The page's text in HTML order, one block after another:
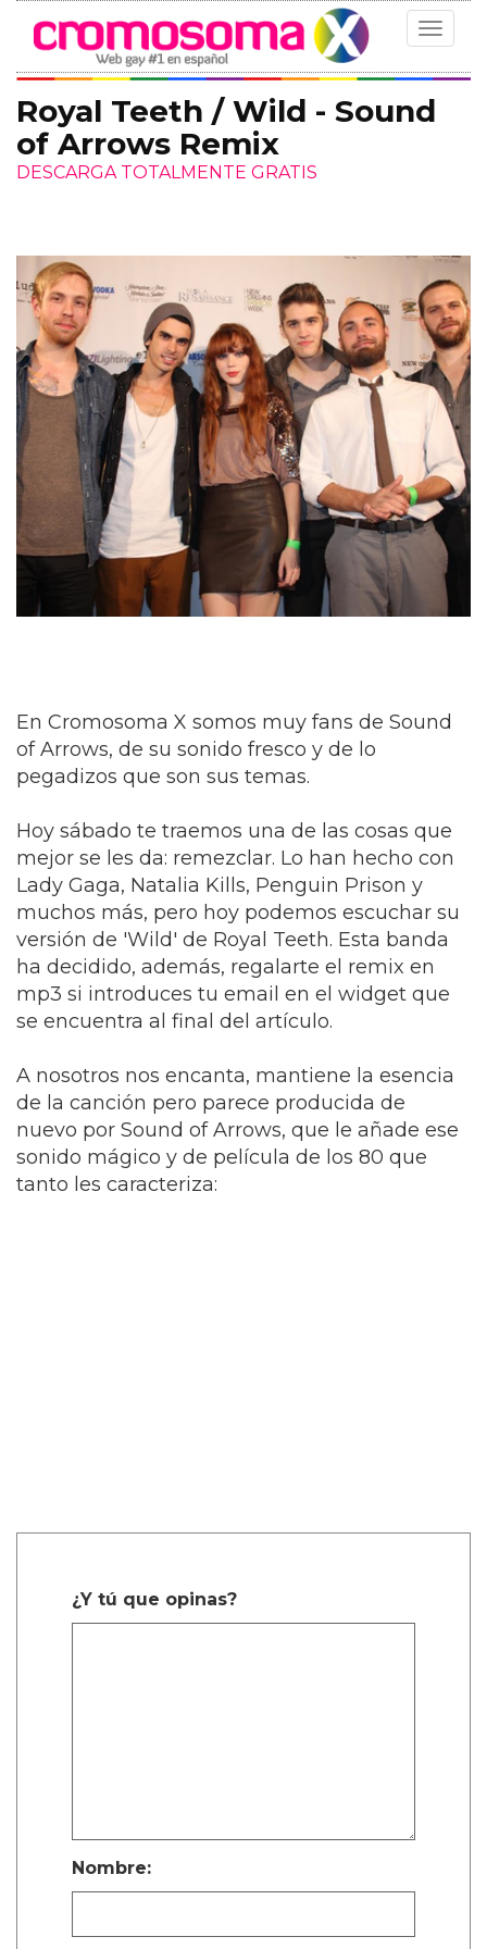
Toggle
Royal Teeth / Wild - Sound
of Arrows Remix
DESCARGA TOTALMENTE GRATIS
En Cromosoma X somos muy fans de Sound
of Arrows, de su sonido fresco y de lo
pegadizos que son sus temas.
Hoy sábado te traemos una de las cosas que
mejor se les da: remezclar. Lo han hecho con
Lady Gaga, Natalia Kills, Penguin Prison y
muchos más, pero hoy podemos escuchar su
versión de 'Wild' de Royal Teeth. Esta banda
ha decidido, además, regalarte el remix en
mp3 si introduces tu email en el widget que
se encuentra al final del artículo.
A nosotros nos encanta, mantiene la esencia
de la canción pero parece producida de
nuevo por Sound of Arrows, que le añade ese
sonido mágico y de película de los 80 que
tanto les caracteriza:
¿Y tú que opinas?
Nombre: